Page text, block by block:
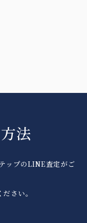
法
ップのLINE査定がご
さい。